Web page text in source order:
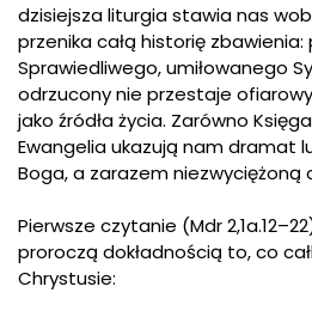
dzisiejsza liturgia stawia nas
przenika całą historię
Sprawiedliwego, umiłowanego
odrzucony nie przestaje
jako źródła życia. Zarówno
Ewangelia ukazują nam dramat
Boga, a zarazem niezwyciężoną
Pierwsze czytanie (Mdr
proroczą dokładnością to, co
Chrystusie: